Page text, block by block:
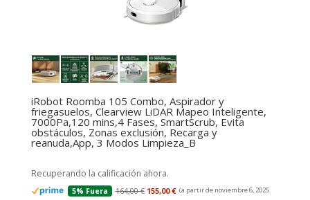
iRobot Roomba 105 Combo, Aspirador y
friegasuelos, Clearview LiDAR Mapeo Inteligente,
7000Pa,120 mins,4 Fases, SmartScrub, Evita
obstáculos, Zonas exclusión, Recarga y
reanuda,App, 3 Modos Limpieza_B
Recuperando la calificación ahora.
5% Fuera 164,00 € 155,00 € (a partir de noviembre 6, 2025